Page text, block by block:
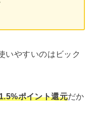
いやすいのはビック
ポイント還元だか